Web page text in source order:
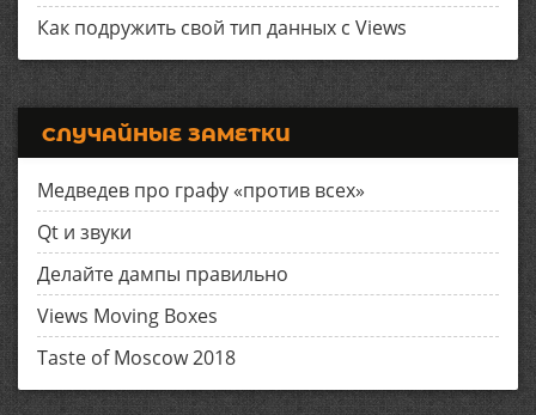
Как подружить свой тип данных с Views
СЛУЧАЙНЫЕ ЗАМЕТКИ
Медведев про графу «против всех»
Qt и звуки
Делайте дампы правильно
Views Moving Boxes
Taste of Moscow 2018